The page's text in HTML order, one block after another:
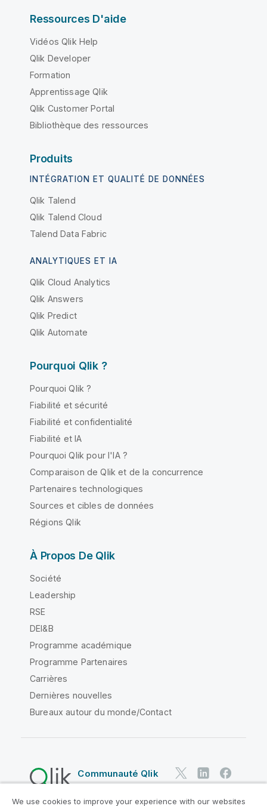
Ressources D'aide
Vidéos Qlik Help
Qlik Developer
Formation
Apprentissage Qlik
Qlik Customer Portal
Bibliothèque des ressources
Produits
INTÉGRATION ET QUALITÉ DE DONNÉES
Qlik Talend
Qlik Talend Cloud
Talend Data Fabric
ANALYTIQUES ET IA
Qlik Cloud Analytics
Qlik Answers
Qlik Predict
Qlik Automate
Pourquoi Qlik ?
Pourquoi Qlik ?
Fiabilité et sécurité
Fiabilité et confidentialité
Fiabilité et IA
Pourquoi Qlik pour l'IA ?
Comparaison de Qlik et de la concurrence
Partenaires technologiques
Sources et cibles de données
Régions Qlik
À Propos De Qlik
Société
Leadership
RSE
DEI&B
Programme académique
Programme Partenaires
Carrières
Dernières nouvelles
Bureaux autour du monde/Contact
Communauté Qlik
We use cookies to improve your experience with our websites